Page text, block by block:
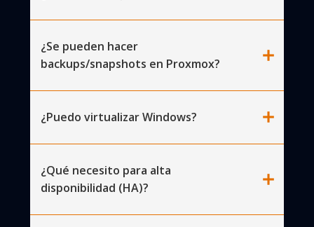
¿Se pueden hacer
backups/snapshots en Proxmox?
add
¿Puedo virtualizar Windows? add
¿Qué necesito para alta
disponibilidad (HA)?
add